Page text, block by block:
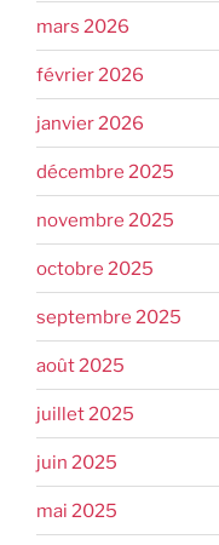
mars 2026
février 2026
janvier 2026
décembre 2025
novembre 2025
octobre 2025
septembre 2025
août 2025
juillet 2025
juin 2025
mai 2025